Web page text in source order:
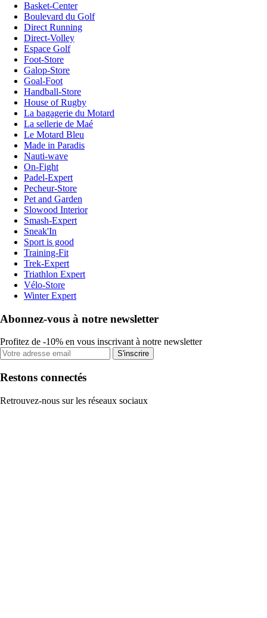
Basket-Center
Boulevard du Golf
Direct Running
Direct-Volley
Espace Golf
Foot-Store
Galop-Store
Goal-Foot
Handball-Store
House of Rugby
La bagagerie du Motard
La sellerie de Maé
Le Motard Bleu
Made in Paradis
Nauti-wave
On-Fight
Padel-Expert
Pecheur-Store
Pet and Garden
Slowood Interior
Smash-Expert
Sneak'In
Sport is good
Training-Fit
Trek-Expert
Triathlon Expert
Vélo-Store
Winter Expert
Abonnez-vous à notre newsletter
Profitez de -10% en vous inscrivant à notre newsletter
S'inscrire
Restons connectés
Retrouvez-nous sur les réseaux sociaux